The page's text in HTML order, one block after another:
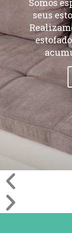
seus